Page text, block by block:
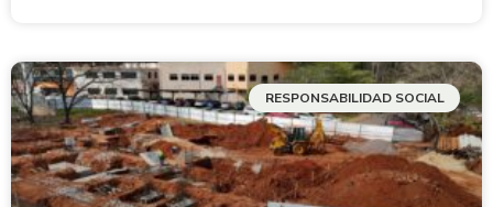
RESPONSABILIDAD SOCIAL